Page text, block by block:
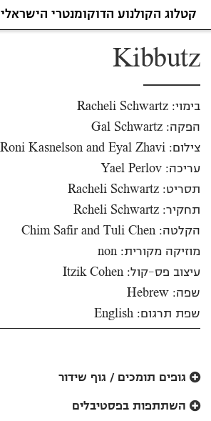
קטלוג הקולנוע הדוקומנטרי הישראלי
Kibbutz
בימוי: Racheli Schwartz
הפקה: Gal Schwartz
צילום: Roni Kasnelson and Eyal Zhavi
עריכה: Yael Perlov
תסריט: Racheli Schwartz
תחקיר: Rcheli Schwartz
הקלטה: Chim Safir and Tuli Chen
מוזיקה מקורית: non
עיצוב פס-קול: Itzik Cohen
שפה: Hebrew
שפת תרגום: English
גופים תומכים / גוף שידור
השתתפות בפסטיבלים